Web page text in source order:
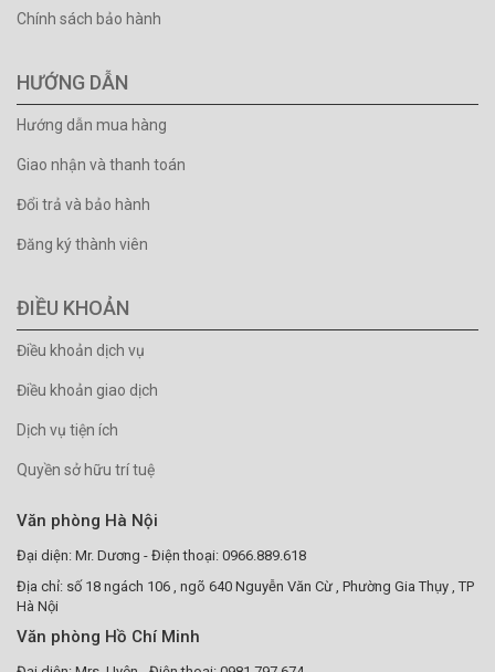
Chính sách bảo hành
HƯỚNG DẪN
Hướng dẫn mua hàng
Giao nhận và thanh toán
Đổi trả và bảo hành
Đăng ký thành viên
ĐIỀU KHOẢN
Điều khoản dịch vụ
Điều khoản giao dịch
Dịch vụ tiện ích
Quyền sở hữu trí tuệ
Văn phòng Hà Nội
Đại diện: Mr. Dương - Điện thoại: 0966.889.618
Địa chỉ: số 18 ngách 106 , ngõ 640 Nguyễn Văn Cừ , Phường Gia Thụy , TP
Hà Nội
Văn phòng Hồ Chí Minh